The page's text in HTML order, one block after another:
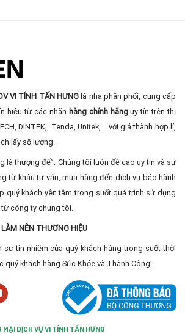
VI TÍNH TẤN HƯNG là nhà phân phối, cung cấp
hiệu từ các nhãn hàng chính hãnguy tín trên thị
DINTEK, Tenda, Unitek,… với giá thành hợp lí,
lấy số lượng.
là thượng đế”. Chúng tôi luôn đề cao uy tín và sự
từ khâu tư vấn, mua hàng đến dịch vụ bảo hành
quý khách yên tâm trong suốt quá trình sử dụng
công ty chúng tôi.
NÊN THƯƠNG HIỆU
sự tín nhiệm của quý khách hàng trong suốt thời
quý khách hàng Sức Khỏe và Thành Công!
DỊCH VỤ VI TÍNH TẤN HƯNG